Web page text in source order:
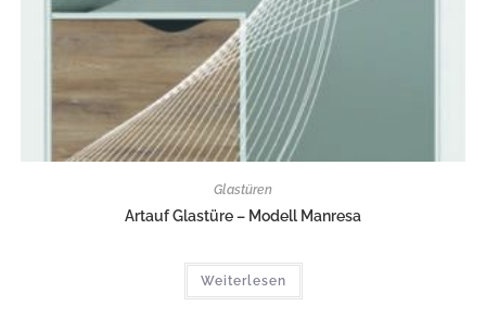
Glastüren
Artauf Glastüre – Modell Manresa
Weiterlesen